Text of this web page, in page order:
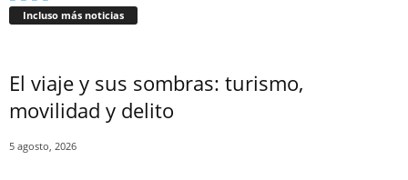
Incluso más noticias
El viaje y sus sombras: turismo,
movilidad y delito
5 agosto, 2026